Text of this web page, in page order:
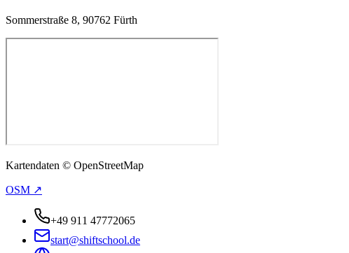
Sommerstraße 8, 90762 Fürth
Kartendaten © OpenStreetMap
OSM ↗
+49 911 47772065
start@shiftschool.de